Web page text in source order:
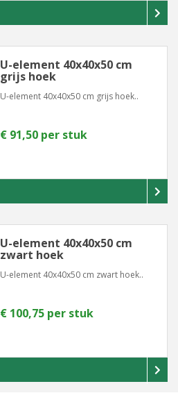
U-element 40x40x50 cm
grijs hoek
U-element 40x40x50 cm grijs hoek..
€ 91,50 per stuk
U-element 40x40x50 cm
zwart hoek
U-element 40x40x50 cm zwart hoek..
€ 100,75 per stuk